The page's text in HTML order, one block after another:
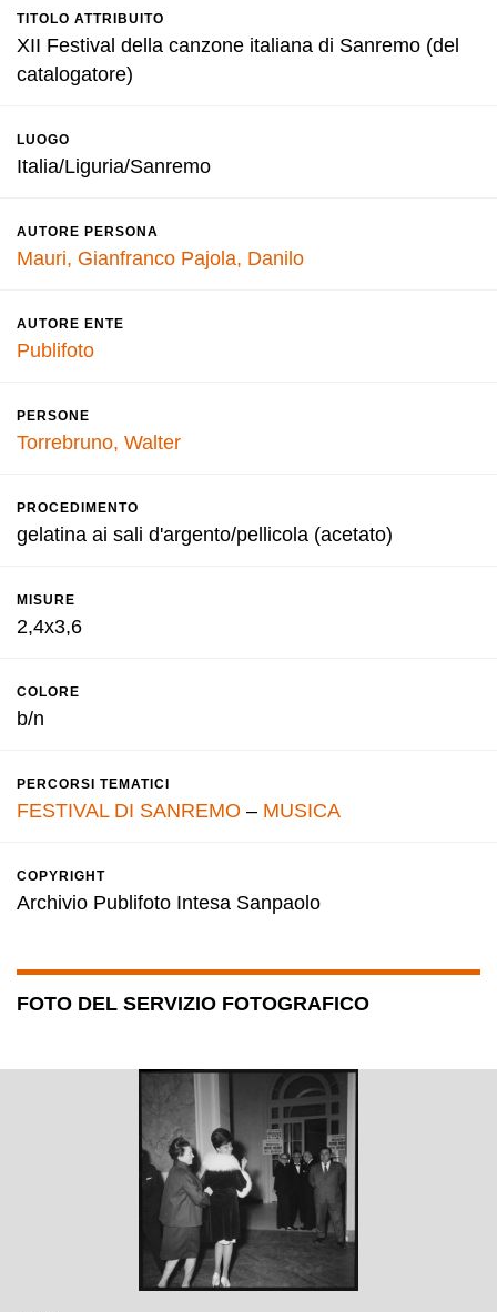
TITOLO ATTRIBUITO
XII Festival della canzone italiana di Sanremo (del
catalogatore)
LUOGO
Italia/Liguria/Sanremo
AUTORE PERSONA
Mauri, Gianfranco Pajola, Danilo
AUTORE ENTE
Publifoto
PERSONE
Torrebruno, Walter
PROCEDIMENTO
gelatina ai sali d'argento/pellicola (acetato)
MISURE
2,4x3,6
COLORE
b/n
PERCORSI TEMATICI
FESTIVAL DI SANREMO – MUSICA
COPYRIGHT
Archivio Publifoto Intesa Sanpaolo
FOTO DEL SERVIZIO FOTOGRAFICO